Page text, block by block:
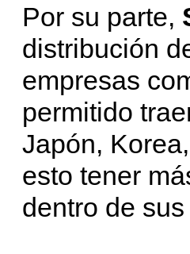
Por su parte,
distribución
empresas
permitido
Japón,
esto tener
dentro de